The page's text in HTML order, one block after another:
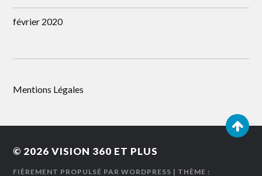
février 2020
Mentions Légales
© 2026VISION 360 ET PLUS
FIÈREMENT PROPULSÉ PAR WORDPRESS | THÈME :